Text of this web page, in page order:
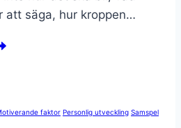
att säga, hur kroppen…
faktor Personlig utveckling Samspel